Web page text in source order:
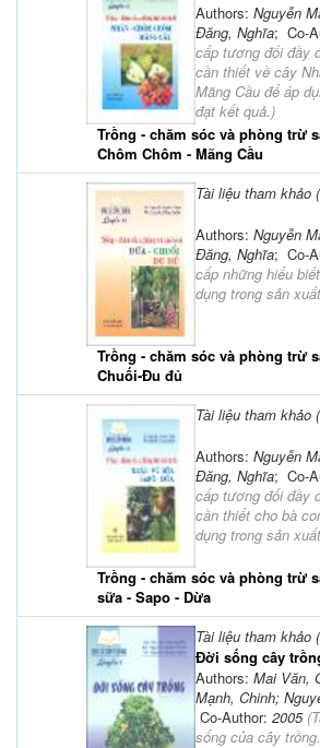
Trồng - chăm sóc và phòng trừ
Chôm Chôm - Mãng Cầu
Authors: Nguyễn
Đăng, Nghĩa; Co-
cấp tương đối đầy
cần thiết về cây
Mãng Cầu để áp
đạt kết quả.)
Tài liệu tham khảo
Trồng - chăm sóc và phòng trừ
Chuối-Đu đủ
Authors: Nguyễn
Đăng, Nghĩa; Co-
cấp những hiểu
dụng trong sản
Tài liệu tham khảo
Trồng - chăm sóc và phòng trừ
sữa - Sapo - Dừa
Authors: Nguyễn
Đăng, Nghĩa; Co-
cấp tương đối đầy
cần thiết cho bà
dụng trong sản
Tài liệu tham khảo
Đời sống cây
Authors: Mai Văn,
Mạnh, Chinh;
Co-Author: 2005(
sống của cây trồng.